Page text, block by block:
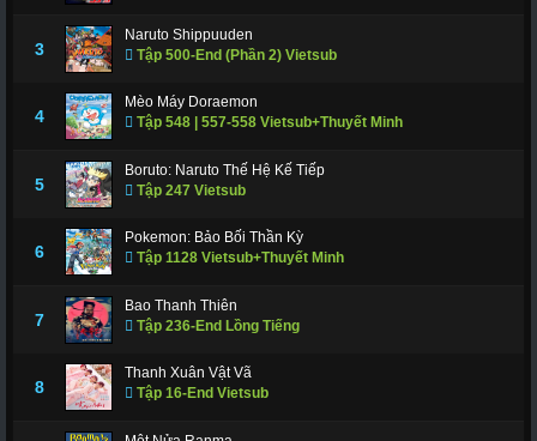
3
Naruto Shippuuden
Tập 500-End (Phần 2) Vietsub
4
Mèo Máy Doraemon
Tập 548 | 557-558 Vietsub+Thuyết Minh
5
Boruto: Naruto Thế Hệ Kế Tiếp
Tập 247 Vietsub
6
Pokemon: Bảo Bối Thần Kỳ
Tập 1128 Vietsub+Thuyết Minh
7
Bao Thanh Thiên
Tập 236-End Lồng Tiếng
8
Thanh Xuân Vật Vã
Tập 16-End Vietsub